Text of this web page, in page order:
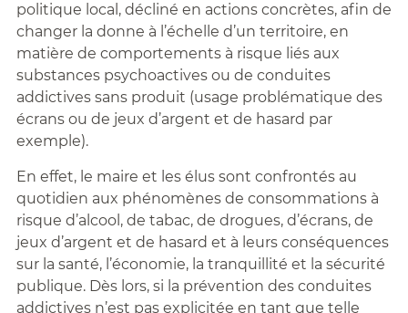
politique local, décliné en actions concrètes, afin de
changer la donne à l’échelle d’un territoire, en
matière de comportements à risque liés aux
substances psychoactives ou de conduites
addictives sans produit (usage problématique des
écrans ou de jeux d’argent et de hasard par
exemple).
En effet, le maire et les élus sont confrontés au
quotidien aux phénomènes de consommations à
risque d’alcool, de tabac, de drogues, d’écrans, de
jeux d’argent et de hasard et à leurs conséquences
sur la santé, l’économie, la tranquillité et la sécurité
publique. Dès lors, si la prévention des conduites
addictives n’est pas explicitée en tant que telle